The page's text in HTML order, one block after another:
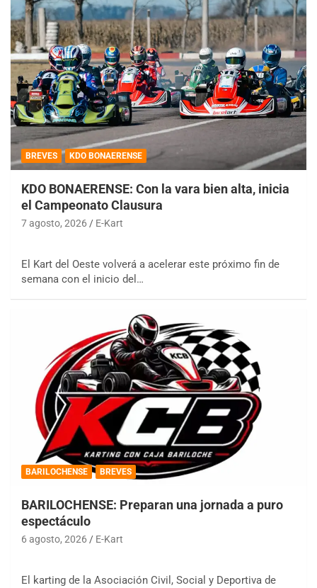
BREVES KDO BONAERENSE
KDO BONAERENSE: Con la vara bien alta, inicia
el Campeonato Clausura
7 agosto, 2026 E-Kart
El Kart del Oeste volverá a acelerar este próximo fin de
semana con el inicio del…
BARILOCHENSE BREVES
BARILOCHENSE: Preparan una jornada a puro
espectáculo
6 agosto, 2026 E-Kart
El karting de la Asociación Civil, Social y Deportiva de